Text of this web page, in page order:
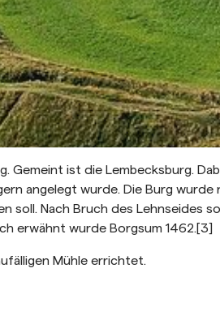
Gemeint ist die Lembecksburg.
angelegt wurde. Die Burg
soll. Nach Bruch des
erwähnt wurde Borgsum 1462.[3]
Mühle errichtet.